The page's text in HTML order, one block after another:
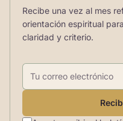
Recibe una vez al mes
orientación espiritual
claridad y criterio.
Correo electrónico